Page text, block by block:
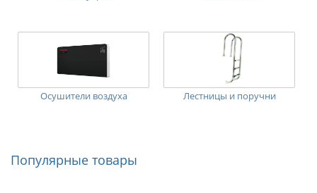
Осушители воздуха Лестницы и поручни
Популярные товары